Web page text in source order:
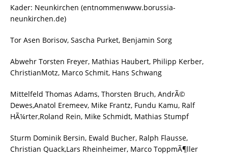
Kader: Neunkirchen (entnommenwww.borussia-
neunkirchen.de)
Tor Asen Borisov, Sascha Purket, Benjamin Sorg
Abwehr Torsten Freyer, Mathias Haubert, Philipp Kerber,
ChristianMotz, Marco Schmit, Hans Schwang
Mittelfeld Thomas Adams, Thorsten Bruch, AndrÃ©
Dewes,Anatol Eremeev, Mike Frantz, Fundu Kamu, Ralf
HÃ¼rter,Roland Rein, Mike Schmidt, Mathias Stumpf
Sturm Dominik Bersin, Ewald Bucher, Ralph Flausse,
Christian Quack,Lars Rheinheimer, Marco ToppmÃ¶ller